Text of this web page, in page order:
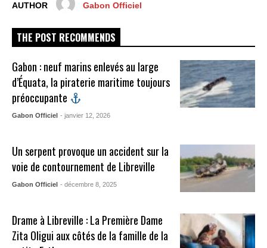
AUTHOR Gabon Officiel
THE POST RECOMMENDS
Gabon : neuf marins enlevés au large
d’Équata, la piraterie maritime toujours
préoccupante
Gabon Officiel - janvier 12, 2026
Un serpent provoque un accident sur la
voie de contournement de Libreville
Gabon Officiel - décembre 8, 2025
Drame à Libreville : La Première Dame
Zita Oligui aux côtés de la famille de la